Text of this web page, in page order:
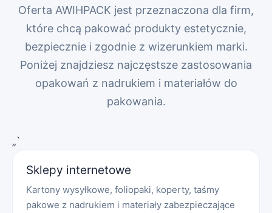
Oferta AWIHPACK jest przeznaczona dla firm,
które chcą pakować produkty estetycznie,
bezpiecznie i zgodnie z wizerunkiem marki.
Poniżej znajdziesz najczęstsze zastosowania
opakowań z nadrukiem i materiałów do
pakowania.
„`
Sklepy internetowe
Kartony wysyłkowe, foliopaki, koperty, taśmy
pakowe z nadrukiem i materiały zabezpieczające